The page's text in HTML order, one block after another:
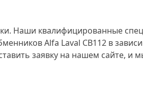
Наши квалифицированные
Alfa Laval CB112 в
заявку на нашем сайте,